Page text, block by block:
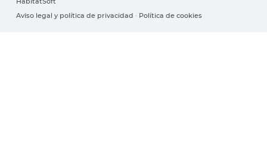
Aviso legal y política de privacidad · Política de cookies